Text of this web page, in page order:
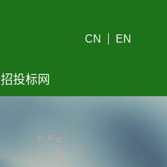
CN EN
招投标网